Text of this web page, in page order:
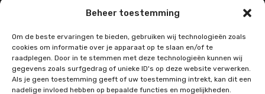
Beheer toestemming
Om de beste ervaringen te bieden, gebruiken wij technologieën zoals
cookies om informatie over je apparaat op te slaan en/of te
raadplegen. Door in te stemmen met deze technologieën kunnen wij
gegevens zoals surfgedrag of unieke ID's op deze website verwerken.
Als je geen toestemming geeft of uw toestemming intrekt, kan dit een
nadelige invloed hebben op bepaalde functies en mogelijkheden.